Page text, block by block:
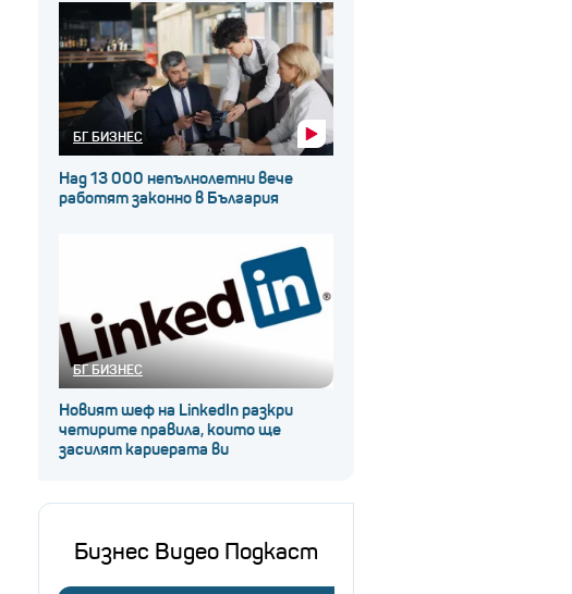
БГ БИЗНЕС
Над 13 000 непълнолетни вече
работят законно в България
БГ БИЗНЕС
Новият шеф на LinkedIn разкри
четирите правила, които ще
засилят кариерата ви
Бизнес Видео Подкаст